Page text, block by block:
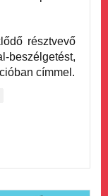
résztvevő
beszélgetést,
címmel.